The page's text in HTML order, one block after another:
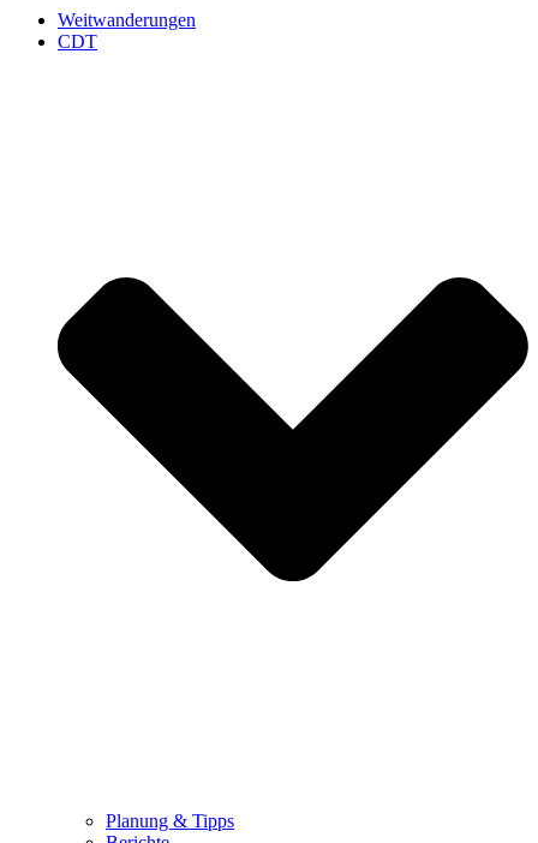
Weitwanderungen
CDT
Planung & Tipps